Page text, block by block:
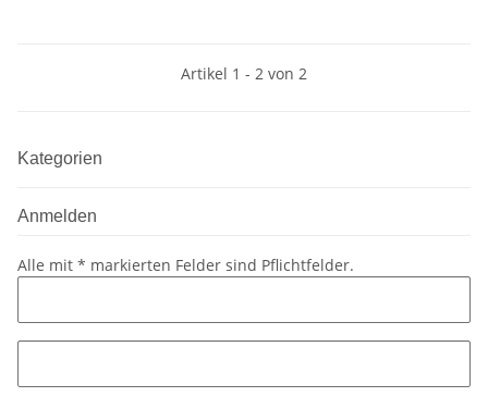
Artikel 1 - 2 von 2
Kategorien
Anmelden
Alle mit * markierten Felder sind Pflichtfelder.